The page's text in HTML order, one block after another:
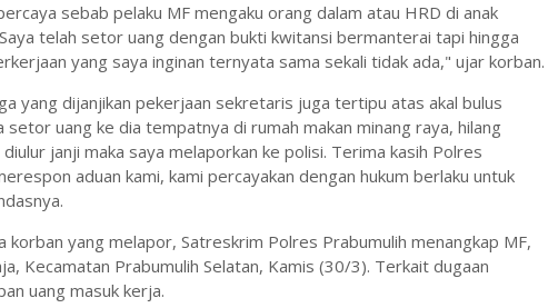
sebab pelaku MF mengaku orang dalam atau HRD di anak
telah setor uang dengan bukti kwitansi bermanterai tapi hingga
yang saya inginan ternyata sama sekali tidak ada," ujar korban.
yang dijanjikan pekerjaan sekretaris juga tertipu atas akal bulus
setor uang ke dia tempatnya di rumah makan minang raya, hilang
janji maka saya melaporkan ke polisi. Terima kasih Polres
aduan kami, kami percayakan dengan hukum berlaku untuk
korban yang melapor, Satreskrim Polres Prabumulih menangkap MF,
Kecamatan Prabumulih Selatan, Kamis (30/3). Terkait dugaan
uang masuk kerja.